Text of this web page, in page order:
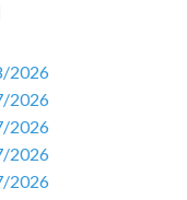
2026
2026
2026
2026
2026